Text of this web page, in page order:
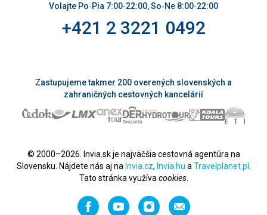
Volajte Po‑Pia 7:00‑22:00, So‑Ne 8:00‑22:00
+421 2 3221 0492
Zastupujeme takmer 200 overených slovenských a
zahraničných cestovných kancelárií
© 2000–2026. Invia.sk je najväčšia cestovná agentúra na
Slovensku. Nájdete nás aj na Invia.cz, Invia.hu a Travelplanet.pl
Tato stránka využíva cookies.
FacebookYouTubeInstagramOdporučiť